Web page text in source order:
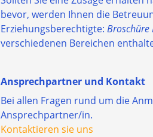
bevor, werden Ihnen die
Erziehungsberechtigte: Broschüre
verschiedenen Bereichen
Ansprechpartner und Kontakt
Bei allen Fragen rund um die
Ansprechpartner/in.
Kontaktieren sie uns